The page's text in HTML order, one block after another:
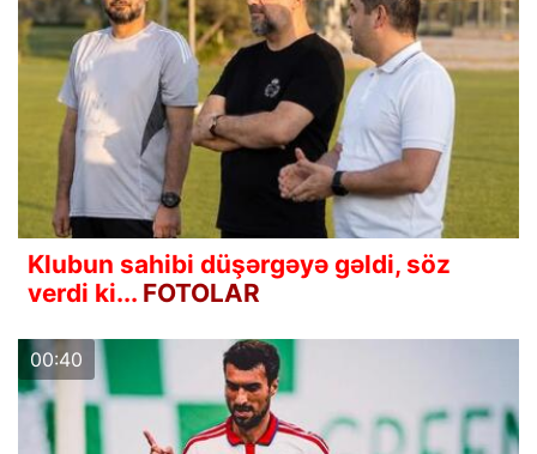
Klubun sahibi düşərgəyə gəldi, söz
verdi ki... FOTOLAR
00:40